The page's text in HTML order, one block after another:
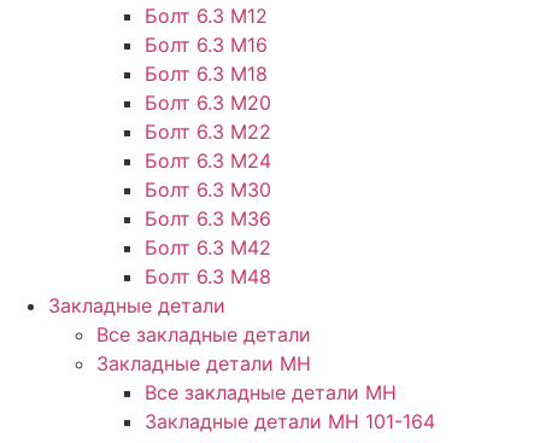
Болт 6.3 М12
Болт 6.3 М16
Болт 6.3 М18
Болт 6.3 М20
Болт 6.3 М22
Болт 6.3 М24
Болт 6.3 М30
Болт 6.3 М36
Болт 6.3 М42
Болт 6.3 М48
Закладные детали
Все закладные детали
Закладные детали МН
Все закладные детали МН
Закладные детали МН 101-164